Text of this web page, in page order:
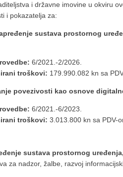
i državne imovine u okviru
i pokazatelja za:
sustava prostornog
6/2021.-2/2026.
troškovi: 179.990.082 kn sa
povezivosti kao osnove
6/2021.-6/2023.
troškovi: 3.013.800 kn sa PDV-
sustava prostornog
za nadzor, žalbe, razvoj